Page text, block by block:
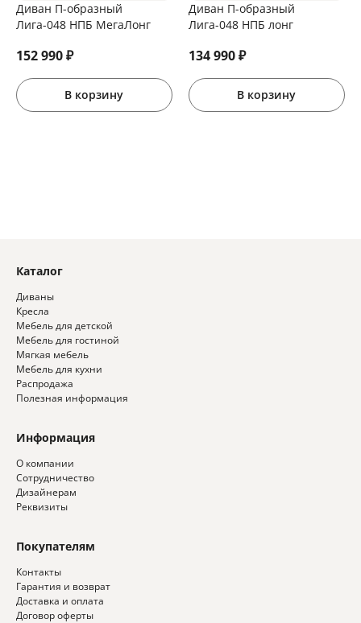
Диван П-образный
Лига-048 НПБ МегаЛонг
152 990₽
В корзину
Диван П-образный
Лига-048 НПБ лонг
134 990₽
В корзину
Каталог
Диваны
Кресла
Мебель для детской
Мебель для гостиной
Мягкая мебель
Мебель для кухни
Распродажа
Полезная информация
Информация
О компании
Сотрудничество
Дизайнерам
Реквизиты
Покупателям
Контакты
Гарантия и возврат
Доставка и оплата
Договор оферты